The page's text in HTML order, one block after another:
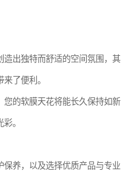
出独特而舒适的空间氛围，其
了便利。
的软膜天花将能长久保持如新
。
养，以及选择优质产品与专业